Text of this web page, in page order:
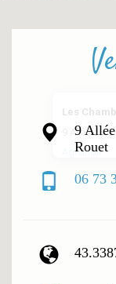
Les
9 Allée du
Agrandir
9
Rouet
06 73